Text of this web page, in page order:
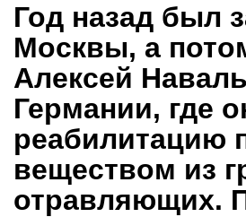
Год назад был
Москвы, а
Алексей
Германии, где
реабилитацию
веществом из
отравляющих.